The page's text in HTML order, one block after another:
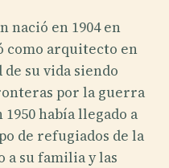
nació en 1904 en
como arquitecto en
su vida siendo
por la guerra
había llegado a
de refugiados de la
a su familia y las